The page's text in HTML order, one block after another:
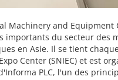
Machinery and Equipment
importants du secteur des
en Asie. Il se tient
Center (SNIEC) et est
PLC, l'un des